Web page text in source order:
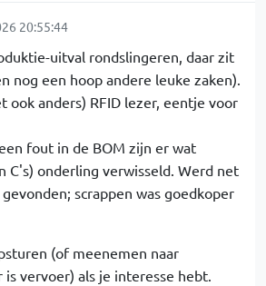
20:55:44
uitval rondslingeren, daar zit
nog een hoop andere leuke zaken).
ook anders) RFID lezer, eentje voor
fout in de BOM zijn er wat
C's) onderling verwisseld. Werd net
scrappen was goedkoper
(of meenemen naar
is vervoer) als je interesse hebt.